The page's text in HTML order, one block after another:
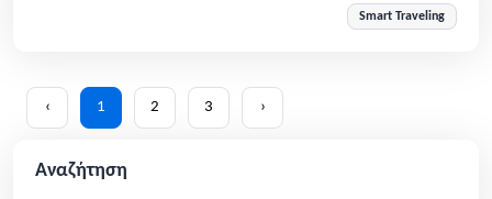
Smart Traveling
‹ 1 2 3 ›
Αναζήτηση